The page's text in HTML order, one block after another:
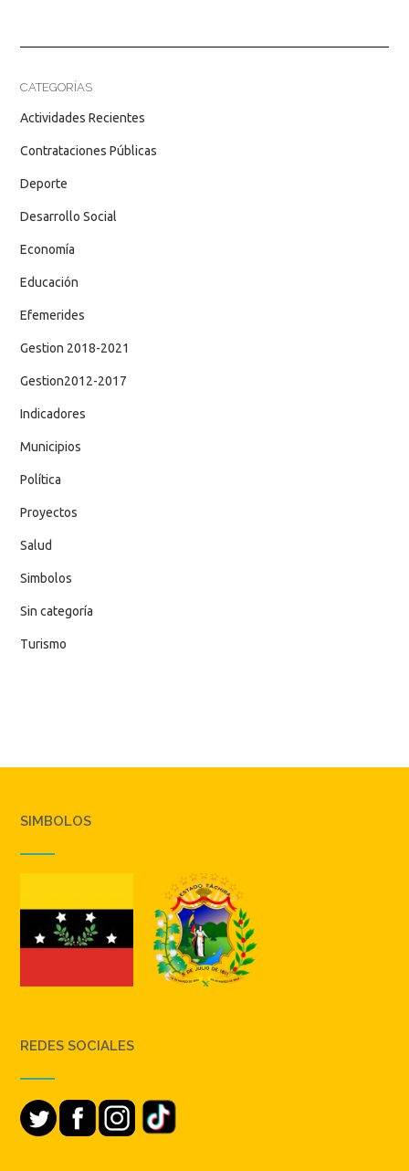
CATEGORÍAS
Actividades Recientes
Contrataciones Públicas
Deporte
Desarrollo Social
Economía
Educación
Efemerides
Gestion 2018-2021
Gestion2012-2017
Indicadores
Municipios
Política
Proyectos
Salud
Simbolos
Sin categoría
Turismo
SIMBOLOS
REDES SOCIALES